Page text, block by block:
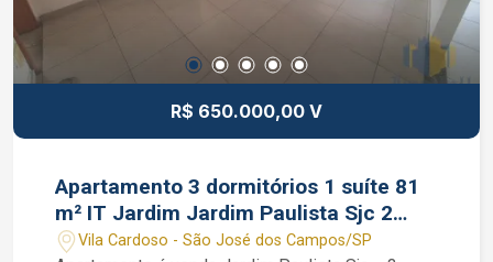
R$ 650.000,00 V
Apartamento 3 dormitórios 1 suíte 81
m² IT Jardim Jardim Paulista Sjc 2
vagas
Vila Cardoso - São José dos Campos/SP